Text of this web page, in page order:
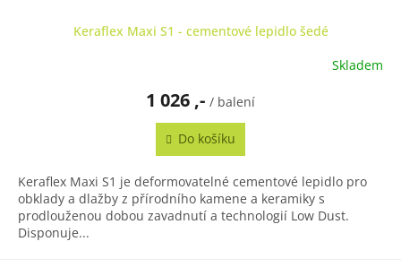
Keraflex Maxi S1 - cementové lepidlo šedé
Skladem
1 026 ,- / balení
Do košíku
Keraflex Maxi S1 je deformovatelné cementové lepidlo pro
obklady a dlažby z přírodního kamene a keramiky s
prodlouženou dobou zavadnutí a technologií Low Dust.
Disponuje...